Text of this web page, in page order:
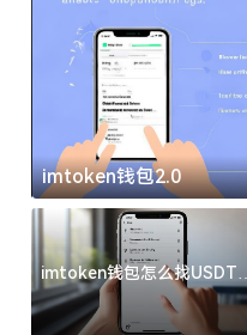
imtoken钱包2.0
imtoken钱包怎么找USDT地
址？三步搞定不踩坑